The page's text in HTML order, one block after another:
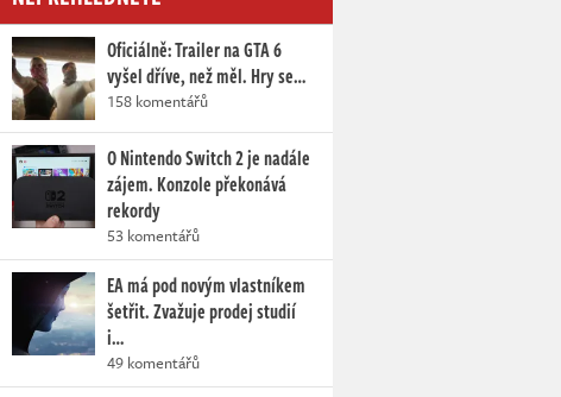
Oficiálně: Trailer na GTA 6
vyšel dříve, než měl. Hry se…
158 komentářů
O Nintendo Switch 2 je nadále
zájem. Konzole překonává
rekordy
53 komentářů
EA má pod novým vlastníkem
šetřit. Zvažuje prodej studií
i…
49 komentářů